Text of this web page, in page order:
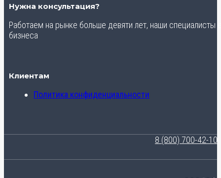
Нужна консультация?
Работаем на рынке больше девяти лет, наши
бизнеса
Клиентам
Политика конфиденциальности
8 (800) 700-42-10